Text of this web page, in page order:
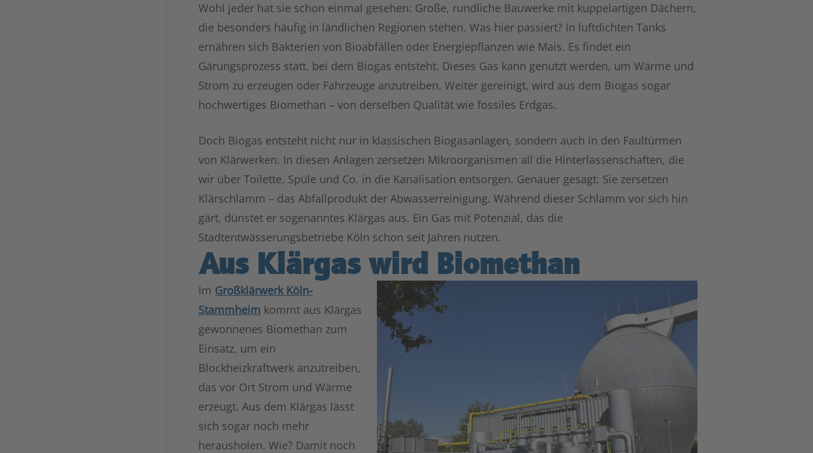
Wohl jeder hat sie schon einmal gesehen: Große, rundliche Bauwerke mit kuppelartigen Dächern,
die besonders häufig in ländlichen Regionen stehen. Was hier passiert? In luftdichten Tanks
ernähren sich Bakterien von Bioabfällen oder Energiepflanzen wie Mais. Es findet ein
Gärungsprozess statt, bei dem Biogas entsteht. Dieses Gas kann genutzt werden, um Wärme und
Strom zu erzeugen oder Fahrzeuge anzutreiben. Weiter gereinigt, wird aus dem Biogas sogar
hochwertiges Biomethan – von derselben Qualität wie fossiles Erdgas.
Doch Biogas entsteht nicht nur in klassischen Biogasanlagen, sondern auch in den Faultürmen
von Klärwerken. In diesen Anlagen zersetzen Mikroorganismen all die Hinterlassenschaften, die
wir über Toilette, Spüle und Co. in die Kanalisation entsorgen. Genauer gesagt: Sie zersetzen
Klärschlamm – das Abfallprodukt der Abwasserreinigung. Während dieser Schlamm vor sich hin
gärt, dünstet er sogenanntes Klärgas aus. Ein Gas mit Potenzial, das die
Stadtentwässerungsbetriebe Köln schon seit Jahren nutzen.
Aus Klärgas wird Biomethan
Im Großklärwerk Köln-
Stammheim kommt aus Klärgas
gewonnenes Biomethan zum
Einsatz, um ein
Blockheizkraftwerk anzutreiben,
das vor Ort Strom und Wärme
erzeugt. Aus dem Klärgas lässt
sich sogar noch mehr
herausholen. Wie? Damit noch